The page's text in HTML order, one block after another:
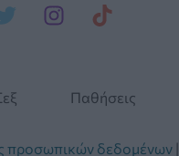
Παθήσεις
προσωπικών δεδομένων|